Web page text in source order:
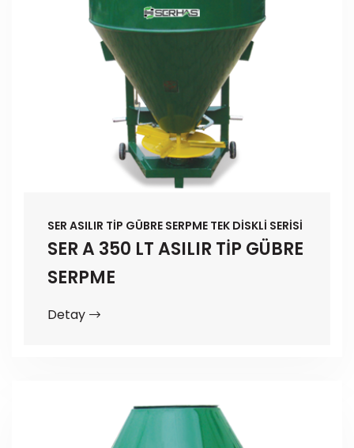
SER ASILIR TİP GÜBRE SERPME TEK DİSKLİ SERİSİ
SER A 350 LT ASILIR TİP GÜBRE
SERPME
Detay